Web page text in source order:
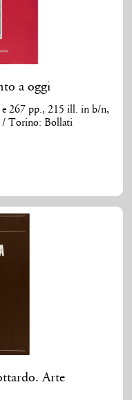
a oggi
267 pp., 215 ill. in b/n,
/ Torino: Bollati
Arte